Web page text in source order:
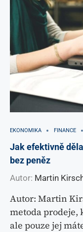
EKONOMIKA FINANCE
Jak efektivně
bez peněz
Autor: Martin
Autor: Martin
metoda prodeje,
ale pouze jej